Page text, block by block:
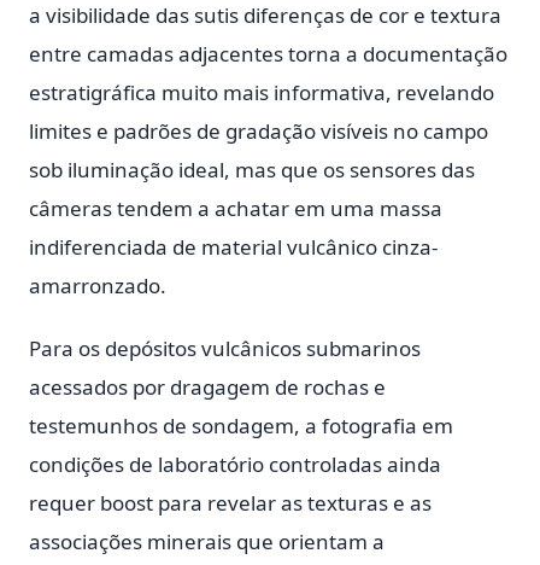
a visibilidade das sutis diferenças de cor e textura
entre camadas adjacentes torna a documentação
estratigráfica muito mais informativa, revelando
limites e padrões de gradação visíveis no campo
sob iluminação ideal, mas que os sensores das
câmeras tendem a achatar em uma massa
indiferenciada de material vulcânico cinza-
amarronzado.
Para os depósitos vulcânicos submarinos
acessados por dragagem de rochas e
testemunhos de sondagem, a fotografia em
condições de laboratório controladas ainda
requer boost para revelar as texturas e as
associações minerais que orientam a